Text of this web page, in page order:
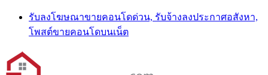
Skip
content
รับลงโฆษณาขายคอนโดด่วน, รับจ้างลงประกาศอสังหา,
โพสต์ขายคอนโดบนเน็ต